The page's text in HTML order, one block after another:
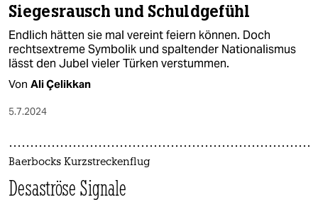
Siegesrausch und Schuldgefühl
Endlich hätten sie mal vereint feiern können. Doch
rechtsextreme Symbolik und spaltender Nationalismus
lässt den Jubel vieler Türken verstummen.
Von Ali Çelikkan
5.7.2024
Baerbocks Kurzstreckenflug
Desas­tröse Signale